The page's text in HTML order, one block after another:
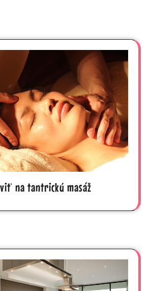
na tantrickú masáž